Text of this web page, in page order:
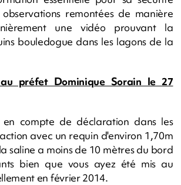
remontées de manière
une vidéo prouvant la
bouledogue dans les lagons de la
préfet Dominique Sorain le 27
compte de déclaration dans les
avec un requin d'environ 1,70m
saline a moins de 10 mètres du bord
bien que vous ayez été mis au
en février 2014.